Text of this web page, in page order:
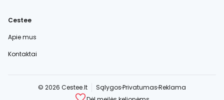
Cestee
Apie mus
Kontaktai
© 2026 Cestee.lt SąlygosPrivatumasReklama